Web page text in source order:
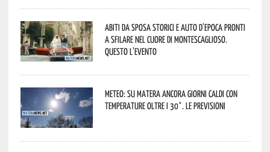
Abiti da sposa storici e auto d’epoca pronti
a sfilare nel cuore di Montescaglioso.
Questo l’evento
Meteo: su Matera ancora giorni caldi con
temperature oltre i 30°. Le previsioni